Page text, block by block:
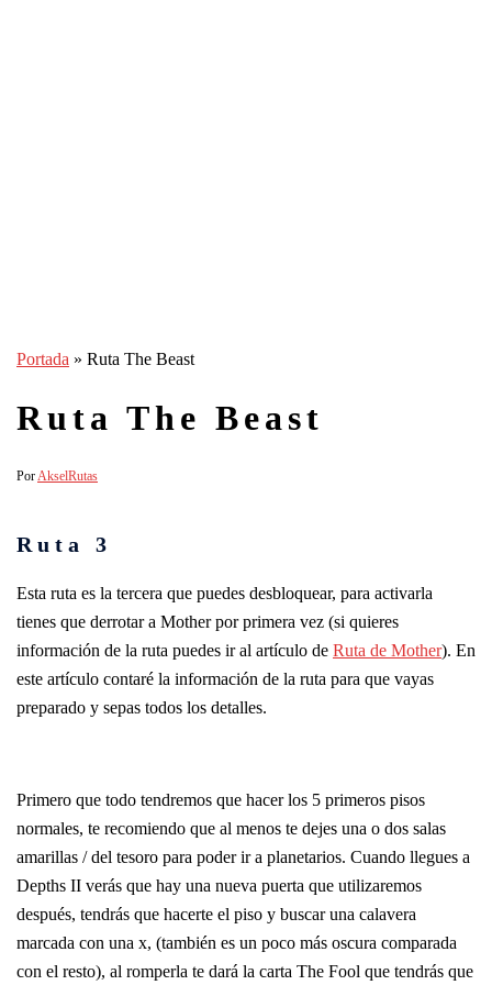
Portada » Ruta The Beast
Ruta The Beast
PorAkselRutas
Ruta 3
Esta ruta es la tercera que puedes desbloquear, para activarla
tienes que derrotar a Mother por primera vez (si quieres
información de la ruta puedes ir al artículo de Ruta de Mother). En
este artículo contaré la información de la ruta para que vayas
preparado y sepas todos los detalles.
Primero que todo tendremos que hacer los 5 primeros pisos
normales, te recomiendo que al menos te dejes una o dos salas
amarillas / del tesoro para poder ir a planetarios. Cuando llegues a
Depths II verás que hay una nueva puerta que utilizaremos
después, tendrás que hacerte el piso y buscar una calavera
marcada con una x, (también es un poco más oscura comparada
con el resto), al romperla te dará la carta The Fool que tendrás que